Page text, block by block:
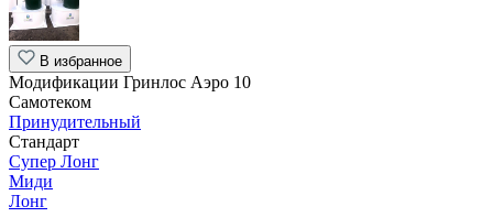
В избранное
Модификации Гринлос Аэро 10
Самотеком
Принудительный
Стандарт
Супер Лонг
Миди
Лонг